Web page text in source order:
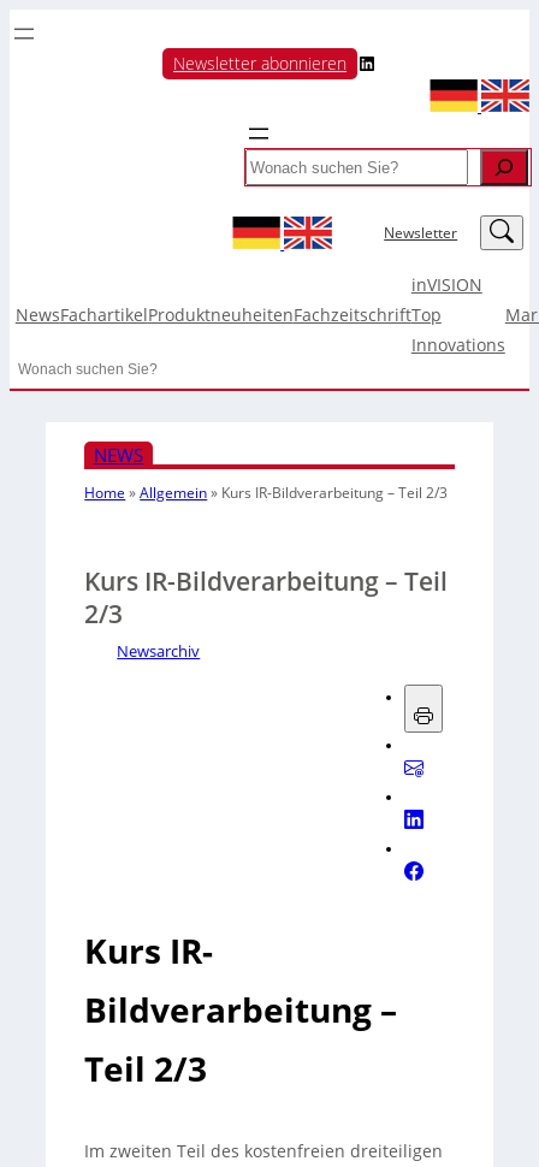
Newsletter abonnieren LinkedIn
Search
Newsletter LinkedIn
NewsFachartikelProduktneuheitenFachzeitschrift
inVISION
Top
Innovations
Search
NEWS
Home »Allgemein» Kurs IR-Bildverarbeitung – Teil 2/3
Kurs IR-Bildverarbeitung – Teil
2/3
Newsarchiv
Kurs IR-
Bildverarbeitung –
Teil 2/3
Im zweiten Teil des kostenfreien dreiteiligen